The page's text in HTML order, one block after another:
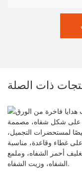
ذات الصلة